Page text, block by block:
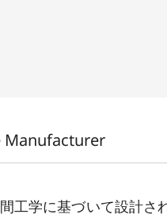
Manufacturer
工学に基づいて設計さ